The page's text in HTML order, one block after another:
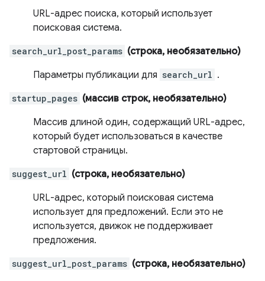
URL-адрес поиска, который использует
поисковая система.
search_url_post_params (строка, необязательно)
Параметры публикации для search_url .
startup_pages (массив строк, необязательно)
Массив длиной один, содержащий URL-адрес,
который будет использоваться в качестве
стартовой страницы.
suggest_url (строка, необязательно)
URL-адрес, который поисковая система
использует для предложений. Если это не
используется, движок не поддерживает
предложения.
suggest_url_post_params (строка, необязательно)